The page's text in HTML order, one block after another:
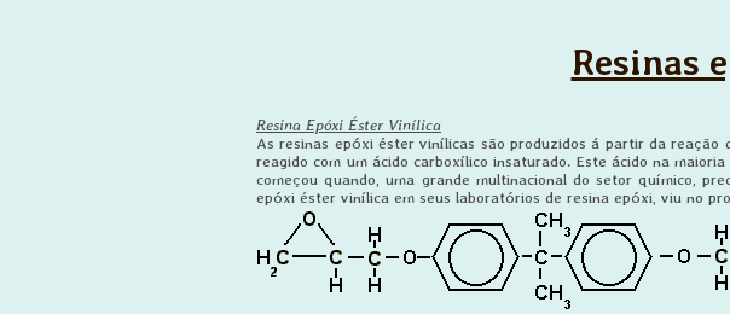
Resinas
Resina Epóxi Éster Vinílica
As resinas epóxi éster vinílicas são produzidos á partir da reação
reagido com um ácido carboxílico insaturado. Este ácido na
começou quando, uma grande multinacional do setor químico,
epóxi éster vinílica em seus laboratórios de resina epóxi, viu no